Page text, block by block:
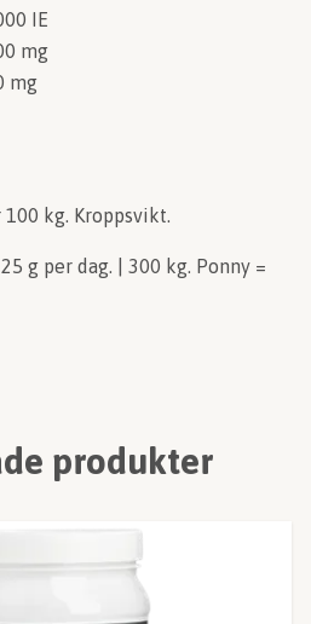
IE
mg
mg
100 kg. Kroppsvikt.
g per dag. | 300 kg. Ponny =
produkter